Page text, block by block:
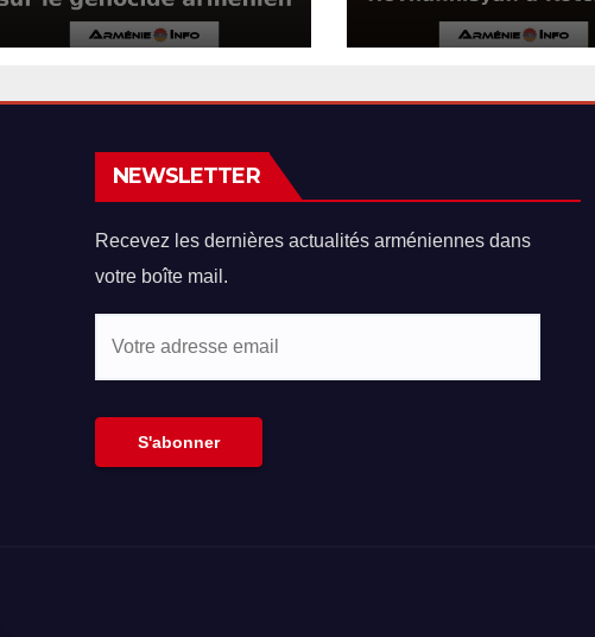
confirme que Bakou
a fait pression sur
abandonner la
génocide arménien
résoudrons la
question dans
que ce sera le
NEWSLETTER
Recevez les dernières actualités arméniennes dans
votre boîte mail.
S'abonner